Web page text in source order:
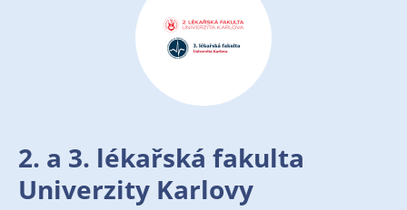
2. a 3. lékařská fakulta
Univerzity Karlovy